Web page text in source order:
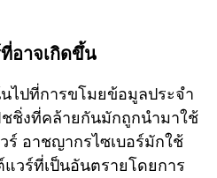
อาจเกิดขึ้น
ไปที่การขโมยข้อมูลประจำ
ชิ่งที่คล้ายกันมักถูกนำมาใช้
ร์ อาชญากรไซเบอร์มักใช้
วร์ที่เป็นอันตรายโดยการ